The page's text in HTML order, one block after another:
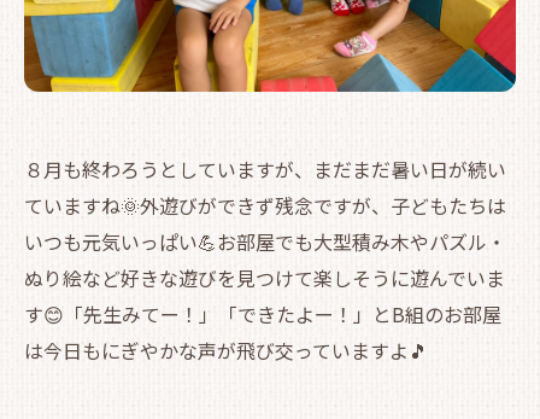
８月も終わろうとしていますが、まだまだ暑い日が続い
ていますね🌞外遊びができず残念ですが、子どもたちは
いつも元気いっぱい💪お部屋でも大型積み木やパズル・
ぬり絵など好きな遊びを見つけて楽しそうに遊んでいま
す😊「先生みてー！」「できたよー！」とB組のお部屋
は今日もにぎやかな声が飛び交っていますよ🎵